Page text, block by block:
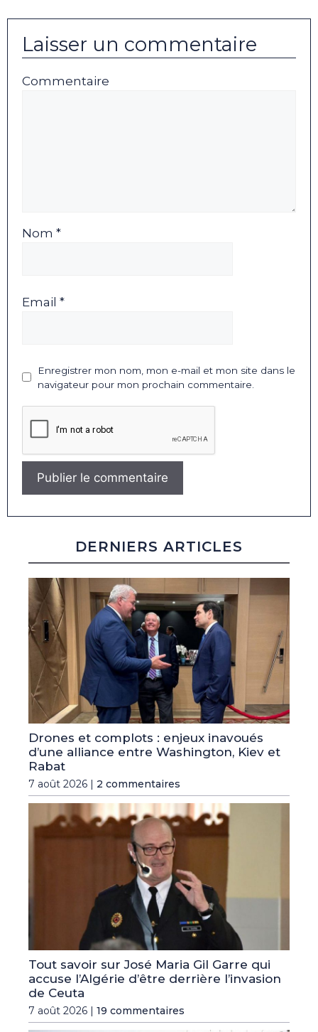
Laisser un commentaire
Commentaire
Nom *
Email *
Enregistrer mon nom, mon e-mail et mon site dans le
navigateur pour mon prochain commentaire.
DERNIERS ARTICLES
Drones et complots : enjeux inavoués
d’une alliance entre Washington, Kiev et
Rabat
7 août 2026 | 2 commentaires
Tout savoir sur José Maria Gil Garre qui
accuse l’Algérie d’être derrière l’invasion
de Ceuta
7 août 2026 | 19 commentaires